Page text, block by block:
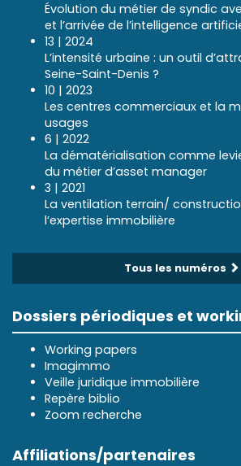
Évolution du métier de syndic
et l’arrivée de l’intelligence
13 | 2024
L’intensité urbaine : un outil
Seine-Saint-Denis ?
10 | 2023
Les centres commerciaux et la
usages
6 | 2022
La dématérialisation comme
du métier d’asset manager
3 | 2021
La ventilation terrain/
l’expertise immobilière
Tous les numéros
Dossiers périodiques et
Working papers
Imagimmo
Veille juridique immobilière
Repère biblio
Zoom recherche
Affiliations/partenaires